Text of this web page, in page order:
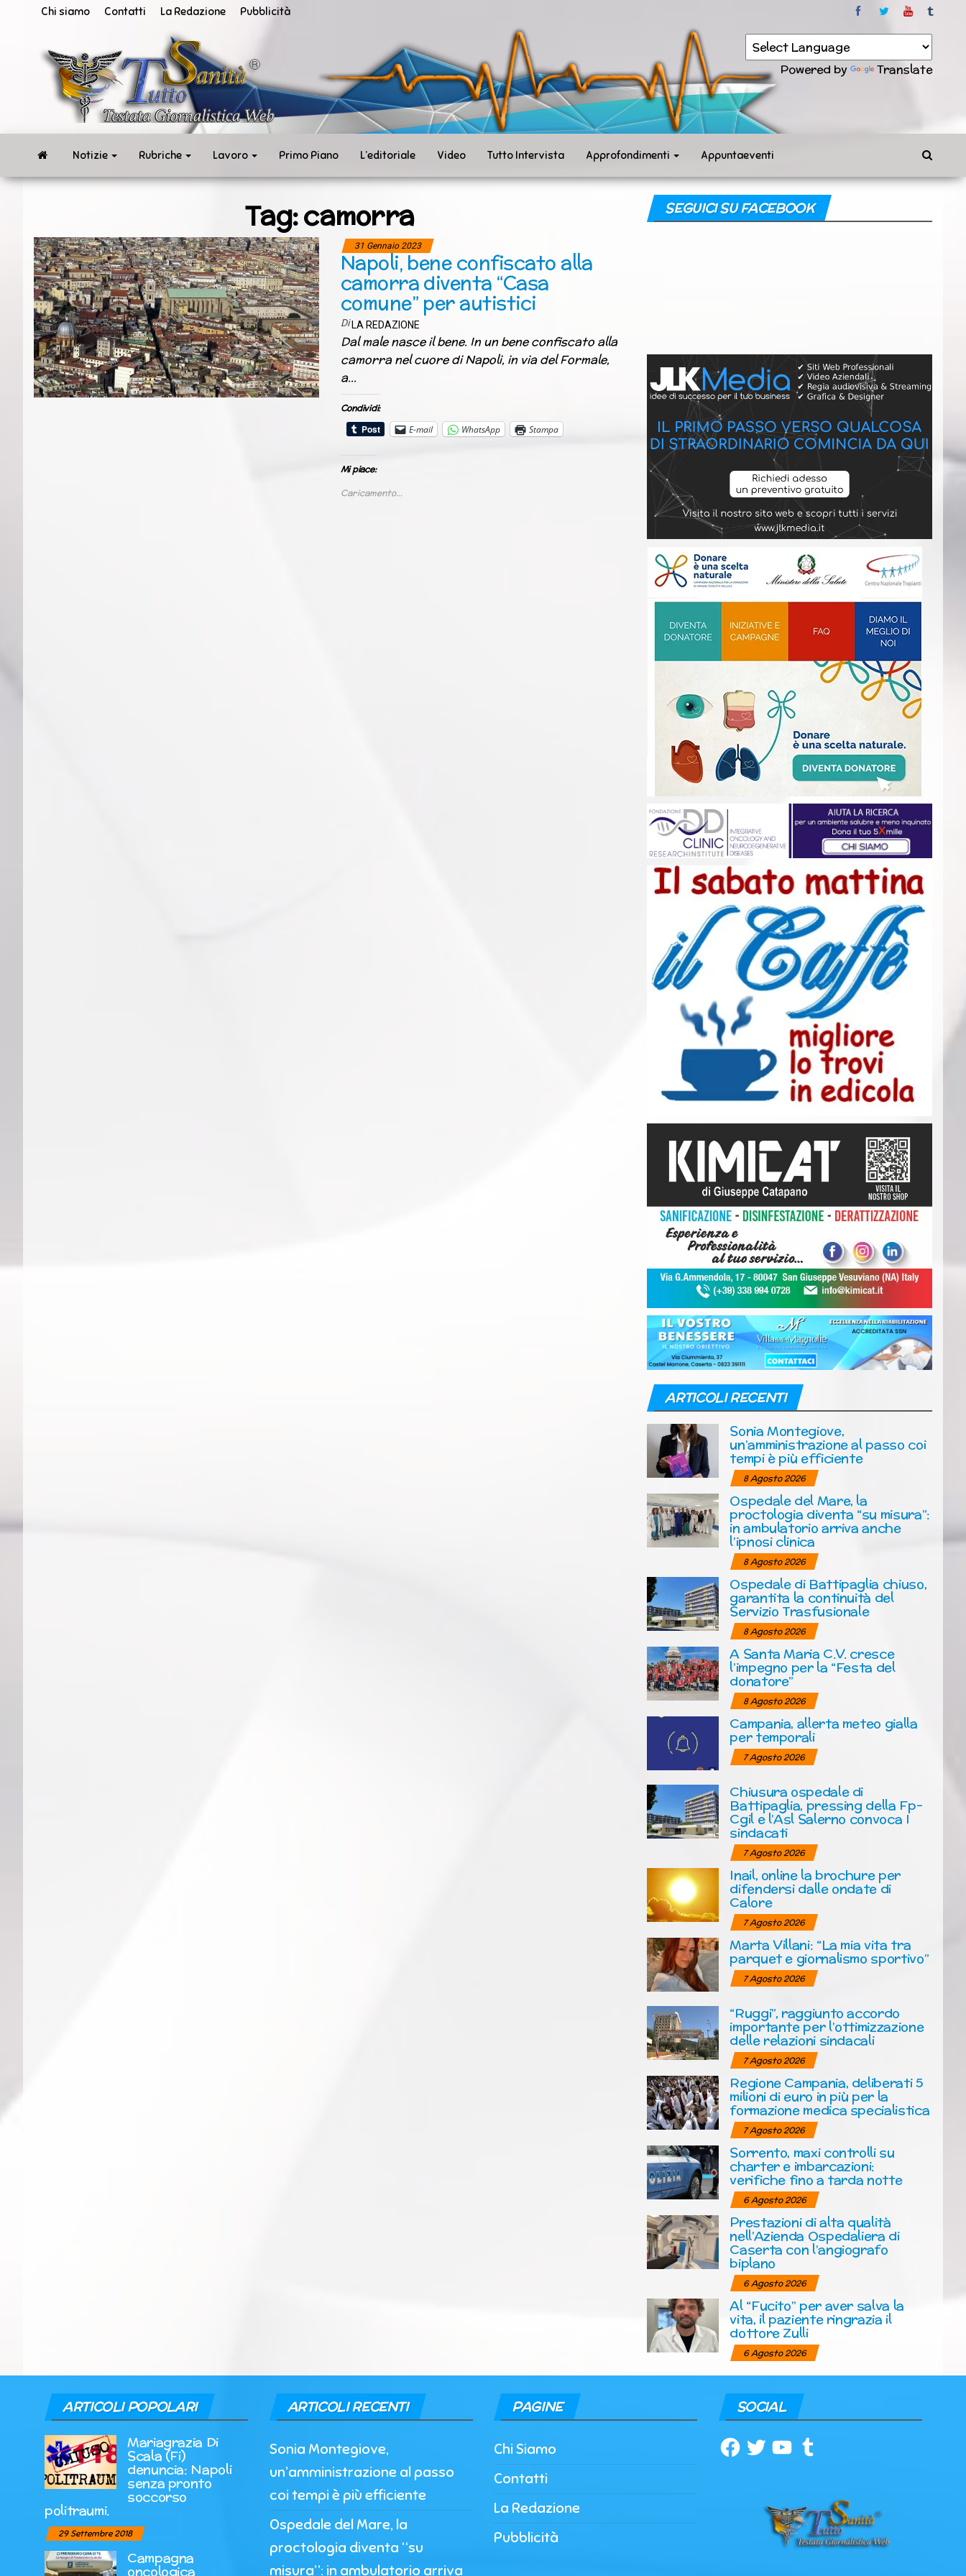
Chi siamo Contatti La Redazione Pubblicità
tempo
reale
Powered by Translate
Notizie Rubriche Lavoro Primo Piano L’editoriale Video Tutto Intervista Approfondimenti Appuntaeventi
Tag:camorra
31 Gennaio 2023
Napoli, bene confiscato alla
camorra diventa “Casa
comune” per autistici
Di LA REDAZIONE
Dal male nasce il bene. In un bene confiscato alla
camorra nel cuore di Napoli, in via del Formale,
a…
Condividi:
E-mail
WhatsApp Stampa
Mi piace:
Caricamento...
SEGUICI SU FACEBOOK
ARTICOLI RECENTI
Sonia Montegiove,
un’amministrazione al passo coi
tempi è più efficiente
8 Agosto 2026
Ospedale del Mare, la
proctologia diventa “su misura”:
in ambulatorio arriva anche
l’ipnosi clinica
8 Agosto 2026
Ospedale di Battipaglia chiuso,
garantita la continuità del
Servizio Trasfusionale
8 Agosto 2026
A Santa Maria C.V. cresce
l’impegno per la “Festa del
donatore”
8 Agosto 2026
Campania, allerta meteo gialla
per temporali
7 Agosto 2026
Chiusura ospedale di
Battipaglia, pressing della Fp-
Cgil e l’Asl Salerno convoca I
sindacati
7 Agosto 2026
Inail, online la brochure per
difendersi dalle ondate di
Calore
7 Agosto 2026
Marta Villani: “La mia vita tra
parquet e giornalismo sportivo”
7 Agosto 2026
“Ruggi”, raggiunto accordo
importante per l’ottimizzazione
delle relazioni sindacali
7 Agosto 2026
Regione Campania, deliberati 5
milioni di euro in più per la
formazione medica specialistica
7 Agosto 2026
Sorrento, maxi controlli su
charter e imbarcazioni:
verifiche fino a tarda notte
6 Agosto 2026
Prestazioni di alta qualità
nell’Azienda Ospedaliera di
Caserta con l’angiografo
biplano
6 Agosto 2026
Al “Fucito” per aver salva la
vita, il paziente ringrazia il
dottore Zulli
6 Agosto 2026
ARTICOLI POPOLARI
Mariagrazia Di
Scala (Fi)
denuncia: Napoli
senza pronto
soccorso
politraumi.
29 Settembre 2018
Campagna
oncologica
ARTICOLI RECENTI
Sonia Montegiove,
un’amministrazione al passo
coi tempi è più efficiente
Ospedale del Mare, la
proctologia diventa “su
misura”: in ambulatorio arriva
PAGINE
Chi Siamo
Contatti
La Redazione
Pubblicità
SOCIAL
Facebook
TwitterYouTubeTumblr